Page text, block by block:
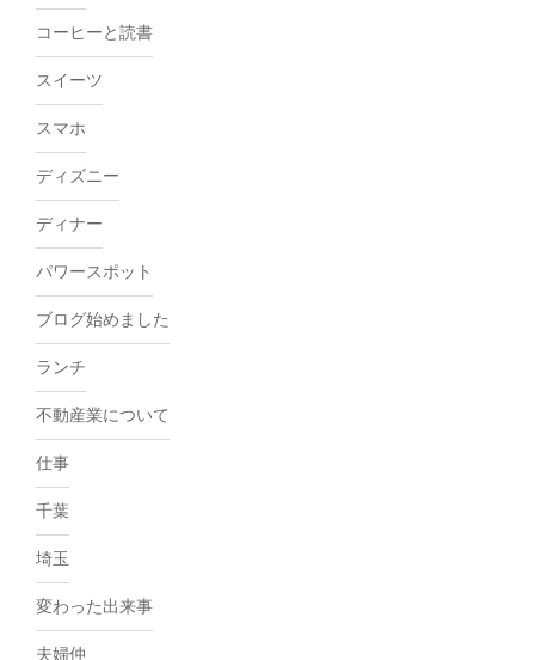
コーヒーと読書
スイーツ
スマホ
ディズニー
ディナー
パワースポット
ブログ始めました
ランチ
不動産業について
仕事
千葉
埼玉
変わった出来事
夫婦仲